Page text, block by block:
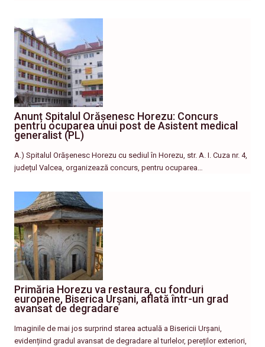
Anunț Spitalul Orășenesc Horezu: Concurs
pentru ocuparea unui post de Asistent medical
generalist (PL)
A.) Spitalul Orășenesc Horezu cu sediul în Horezu, str. A. I. Cuza nr. 4,
județul Valcea, organizează concurs, pentru ocuparea…
Primăria Horezu va restaura, cu fonduri
europene, Biserica Urșani, aflată într-un grad
avansat de degradare
Imaginile de mai jos surprind starea actuală a Bisericii Urșani,
evidențiind gradul avansat de degradare al turlelor, pereților exteriori,